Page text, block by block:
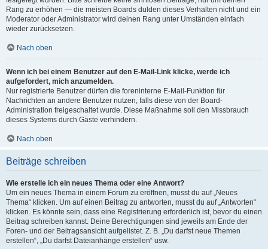
Rang zu erhöhen — die meisten Boards dulden dieses Verhalten nicht und ein
Moderator oder Administrator wird deinen Rang unter Umständen einfach
wieder zurücksetzen.
Nach oben
Wenn ich bei einem Benutzer auf den E-Mail-Link klicke, werde ich
aufgefordert, mich anzumelden.
Nur registrierte Benutzer dürfen die foreninterne E-Mail-Funktion für
Nachrichten an andere Benutzer nutzen, falls diese von der Board-
Administration freigeschaltet wurde. Diese Maßnahme soll den Missbrauch
dieses Systems durch Gäste verhindern.
Nach oben
Beiträge schreiben
Wie erstelle ich ein neues Thema oder eine Antwort?
Um ein neues Thema in einem Forum zu eröffnen, musst du auf „Neues
Thema“ klicken. Um auf einen Beitrag zu antworten, musst du auf „Antworten“
klicken. Es könnte sein, dass eine Registrierung erforderlich ist, bevor du einen
Beitrag schreiben kannst. Deine Berechtigungen sind jeweils am Ende der
Foren- und der Beitragsansicht aufgelistet. Z. B. „Du darfst neue Themen
erstellen“, „Du darfst Dateianhänge erstellen“ usw.